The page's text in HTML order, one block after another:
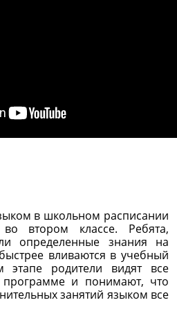
в школьном расписании
втором классе. Ребята,
определенные знания на
вливаются в учебный
родители видят все
и понимают, что
занятий языком все